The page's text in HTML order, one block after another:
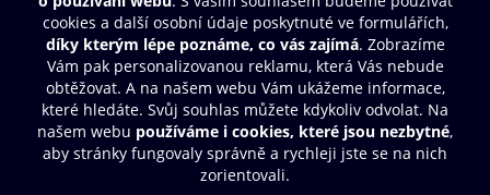
Další zábava
© O2 Czech Republic a.s.
Nákupní řád
Přístupnost